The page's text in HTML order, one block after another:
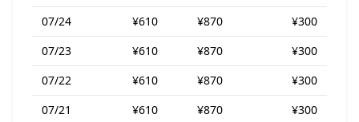
07/24
¥610 ¥870
¥300
07/23
¥610 ¥870
¥300
07/22
¥610 ¥870
¥300
07/21
¥610 ¥870
¥300